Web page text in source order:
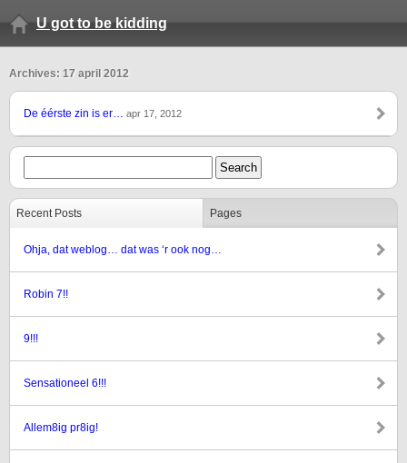
U got to be kidding
Archives: 17 april 2012
De éérste zin is er… apr 17, 2012
Recent Posts Pages
Ohja, dat weblog… dat was ‘r ook nog…
Robin 7!!
9!!!
Sensationeel 6!!!
Allem8ig pr8ig!